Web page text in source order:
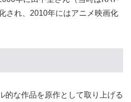
され、2010年にはアニメ映画化
的な作品を原作として取り上げる